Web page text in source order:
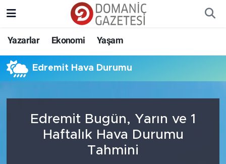
Yazarlar Ekonomi Yaşam
Edremit Hava Durumu
Edremit Bugün, Yarın ve 1
Haftalık Hava Durumu
Tahmini